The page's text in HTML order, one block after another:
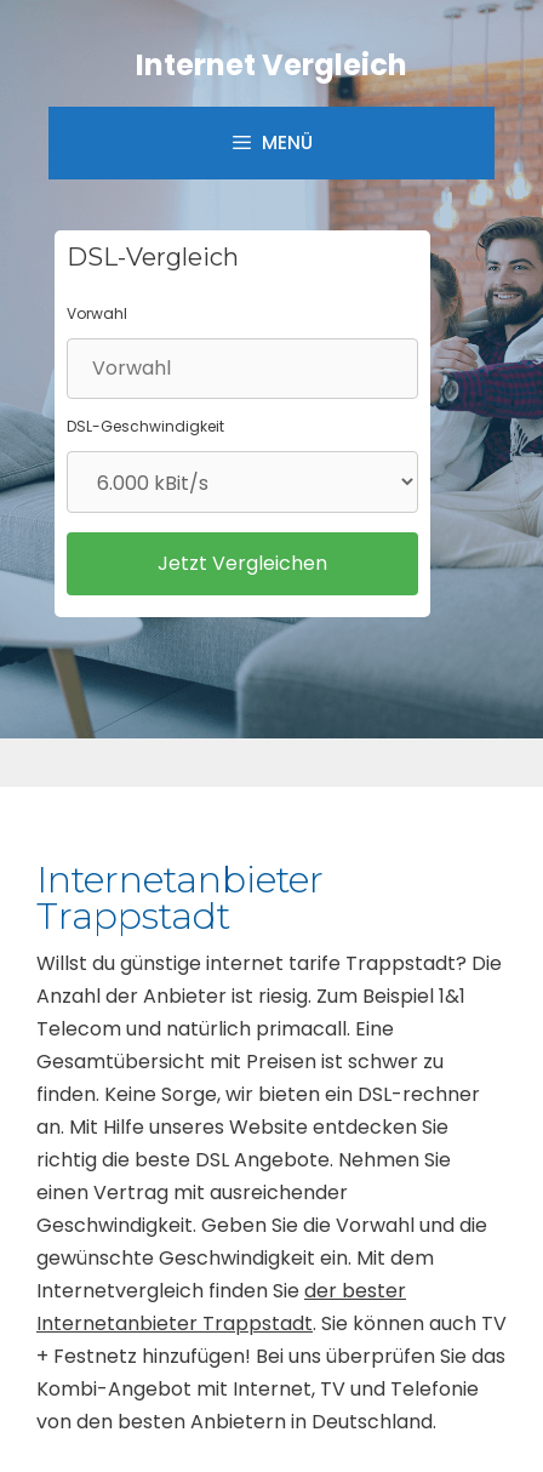
Internet Vergleich
MENÜ
DSL-Vergleich
Vorwahl
DSL-Geschwindigkeit
Internetanbieter
Trappstadt
Willst du günstige internet tarife Trappstadt? Die
Anzahl der Anbieter ist riesig. Zum Beispiel 1&1
Telecom und natürlich primacall. Eine
Gesamtübersicht mit Preisen ist schwer zu
finden. Keine Sorge, wir bieten ein DSL-rechner
an. Mit Hilfe unseres Website entdecken Sie
richtig die beste DSL Angebote. Nehmen Sie
einen Vertrag mit ausreichender
Geschwindigkeit. Geben Sie die Vorwahl und die
gewünschte Geschwindigkeit ein. Mit dem
Internetvergleich finden Sieder bester
Internetanbieter Trappstadt. Sie können auch TV
+ Festnetz hinzufügen! Bei uns überprüfen Sie das
Kombi-Angebot mit Internet, TV und Telefonie
von den besten Anbietern in Deutschland.